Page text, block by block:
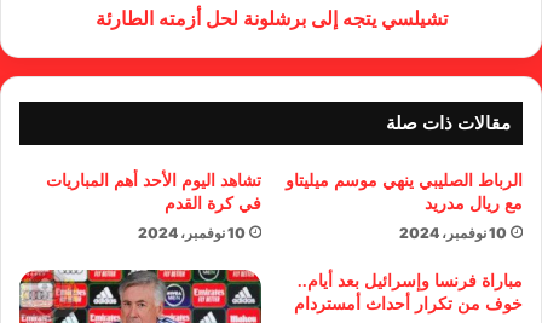
تشيلسي يتجه إلى برشلونة لحل أزمته الطارئة
مقالات ذات صلة
الرباط الصليبي ينهي موسم ميليتاو
مع ريال مدريد
10 نوفمبر، 2024
تشاهد اليوم الأحد أهم المباريات
في كرة القدم
10 نوفمبر، 2024
مباراة فرنسا وإسرائيل بعد أيام..
خوف من تكرار أحداث أمستردام